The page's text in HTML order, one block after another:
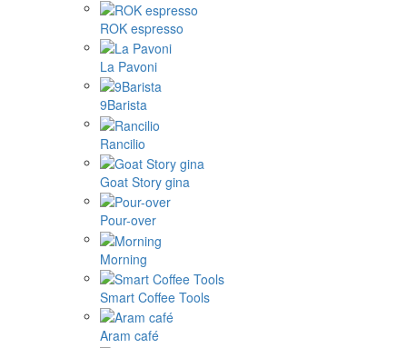
ROK espresso
La Pavoni
9Barista
Rancilio
Goat Story gina
Pour-over
Morning
Smart Coffee Tools
Aram café